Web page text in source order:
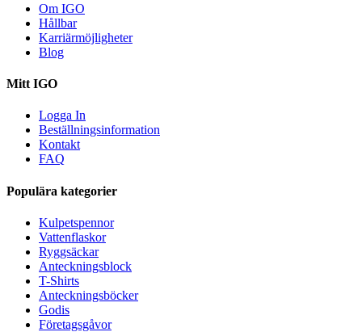
Om IGO
Hållbar
Karriärmöjligheter
Blog
Mitt IGO
Logga In
Beställningsinformation
Kontakt
FAQ
Populära kategorier
Kulpetspennor
Vattenflaskor
Ryggsäckar
Anteckningsblock
T-Shirts
Anteckningsböcker
Godis
Företagsgåvor